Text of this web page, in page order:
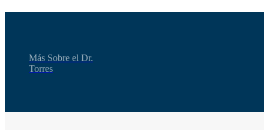
Más Sobre el Dr.
Torres